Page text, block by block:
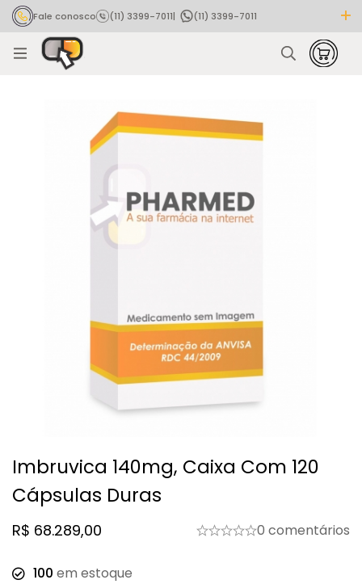
Fale conosco (11) 3399-7011|
(11) 3399-7011
Rastrear pedido
Imbruvica 140mg, Caixa Com 120
Cápsulas Duras
R$ 68.289,00 0 comentários
100 em estoque